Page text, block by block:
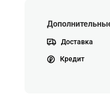
Доставка
Кредит